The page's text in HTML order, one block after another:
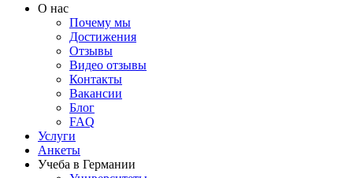
О нас
Почему мы
Достижения
Отзывы
Видео отзывы
Контакты
Вакансии
Блог
FAQ
Услуги
Анкеты
Учеба в Германии